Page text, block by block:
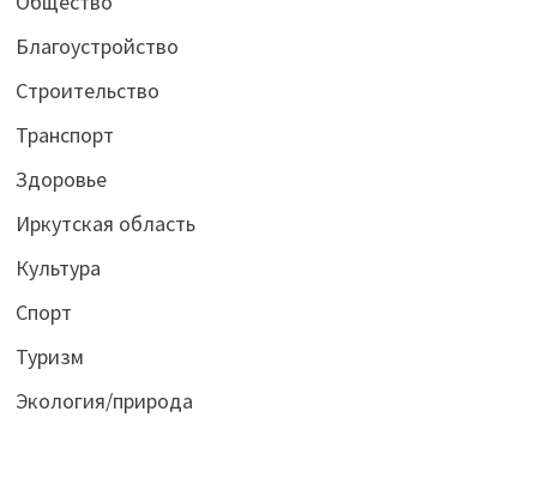
Благоустройство
Строительство
Транспорт
Здоровье
Иркутская область
Культура
Спорт
Туризм
Экология/природа